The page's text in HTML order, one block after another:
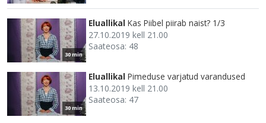
30 min
Eluallikal Kas Piibel piirab naist? 1/3
27.10.2019 kell 21.00
Saateosa: 48
30 min
Eluallikal Pimeduse varjatud varandused
13.10.2019 kell 21.00
Saateosa: 47